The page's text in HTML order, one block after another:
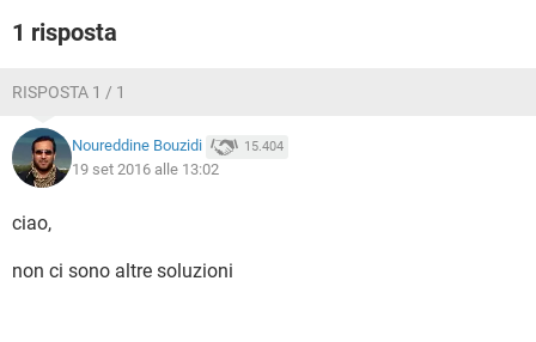
1 risposta
RISPOSTA 1 / 1
Noureddine Bouzidi 15.404
19 set 2016 alle 13:02
ciao,
non ci sono altre soluzioni